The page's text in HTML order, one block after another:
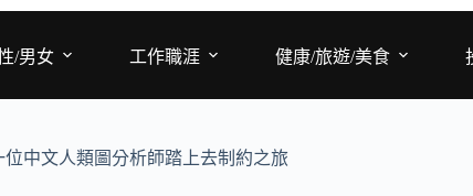
/男女 工作職涯 健康/旅遊/美食
中文人類圖分析師踏上去制約之旅